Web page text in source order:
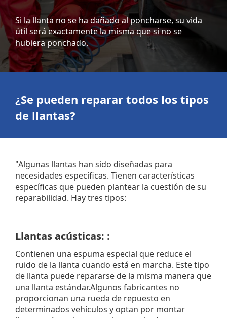
Si la llanta no se ha dañado al poncharse, su vida
útil será exactamente la misma que si no se
hubiera ponchado.
¿Se pueden reparar todos los tipos
de llantas?
"Algunas llantas han sido diseñadas para
necesidades específicas. Tienen características
específicas que pueden plantear la cuestión de su
reparabilidad. Hay tres tipos:
Llantas acústicas: :
Contienen una espuma especial que reduce el
ruido de la llanta cuando está en marcha. Este tipo
de llanta puede repararse de la misma manera que
una llanta estándar.Algunos fabricantes no
proporcionan una rueda de repuesto en
determinados vehículos y optan por montar